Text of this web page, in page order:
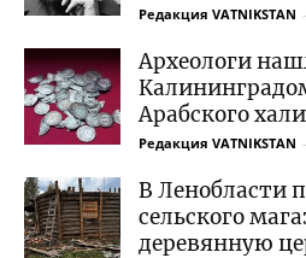
Редакция VATNIKSTAN -
Археологи
Арабского
Редакция VATNIKSTAN -
В Ленобласти
сельского
деревянную